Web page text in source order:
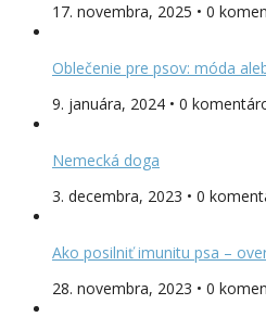
17. novembra, 2025 • 0
Oblečenie pre psov: móda
9. januára, 2024 • 0
Nemecká doga
3. decembra, 2023 • 0
Ako posilniť imunitu psa –
28. novembra, 2023 • 0